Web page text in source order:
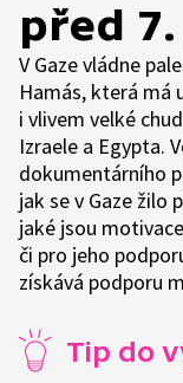
před
V Gaze vládne
Hamás, která má
i vlivem velké
Izraele a Egypta.
dokumentárního
jak se v Gaze žilo
jaké jsou
či pro jeho
získává podporu
Tip do